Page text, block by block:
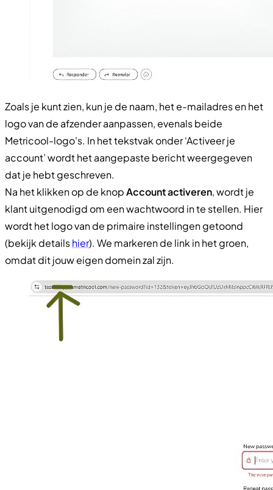
Zoals je kunt zien, kun je de naam, het e-mailadres en het
logo van de afzender aanpassen, evenals beide
Metricool-logo's. In het tekstvak onder ‘Activeer je
account’ wordt het aangepaste bericht weergegeven
dat je hebt geschreven.
Na het klikken op de knopAccount activeren, wordt je
klant uitgenodigd om een wachtwoord in te stellen. Hier
wordt het logo van de primaire instellingen getoond
(bekijk detailshier). We markeren de link in het groen,
omdat dit jouw eigen domein zal zijn.